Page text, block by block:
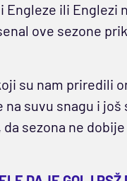
Engleze ili Englezi
ove sezone
su nam priredili
na suvu snagu i
, da sezona ne